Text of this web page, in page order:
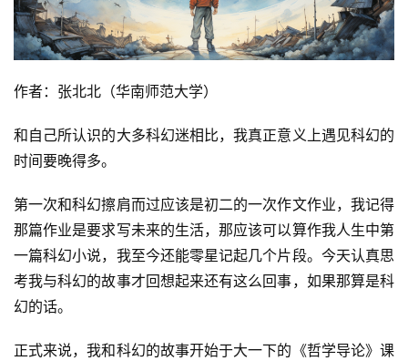
作者：张北北（华南师范大学）
和自己所认识的大多科幻迷相比，我真正意义上遇见科幻的
时间要晚得多。
第一次和科幻擦肩而过应该是初二的一次作文作业，我记得
那篇作业是要求写未来的生活，那应该可以算作我人生中第
一篇科幻小说，我至今还能零星记起几个片段。今天认真思
考我与科幻的故事才回想起来还有这么回事，如果那算是科
幻的话。
正式来说，我和科幻的故事开始于大一下的《哲学导论》课